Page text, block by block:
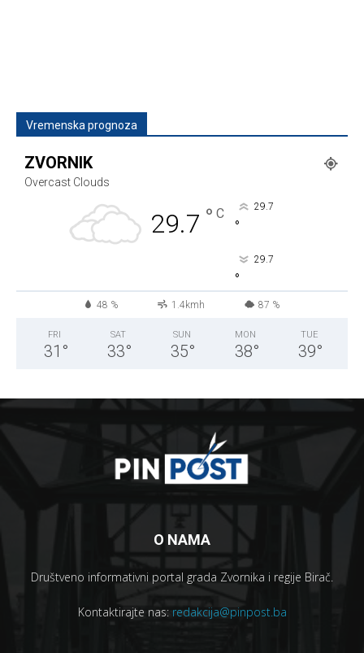
Vremenska prognoza
ZVORNIK
Overcast Clouds
29.7 ° C 29.7
°
29.7
°
48 % 1.4kmh 87 %
FRI
31 °
SAT
33°
SUN
35°
MON
38°
TUE
39°
O NAMA
Društveno informativni portal grada Zvornika i regije Birač.
Kontaktirajte nas: redakcija@pinpost.ba